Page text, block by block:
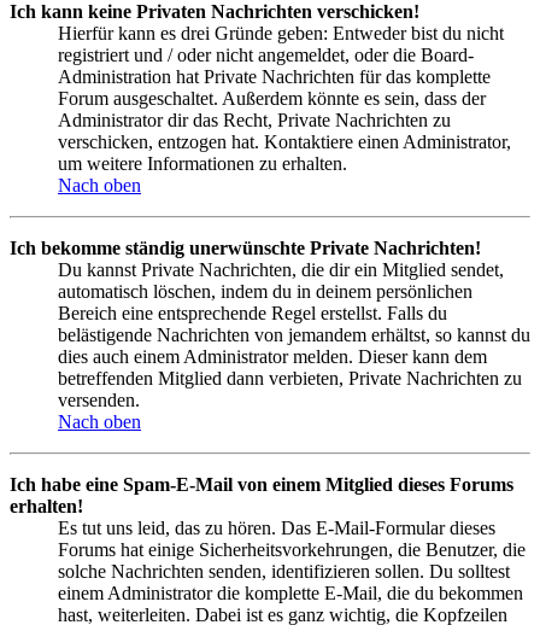
Ich kann keine Privaten Nachrichten verschicken!
Hierfür kann es drei Gründe geben: Entweder bist du nicht
registriert und / oder nicht angemeldet, oder die Board-
Administration hat Private Nachrichten für das komplette
Forum ausgeschaltet. Außerdem könnte es sein, dass der
Administrator dir das Recht, Private Nachrichten zu
verschicken, entzogen hat. Kontaktiere einen Administrator,
um weitere Informationen zu erhalten.
Nach oben
Ich bekomme ständig unerwünschte Private Nachrichten!
Du kannst Private Nachrichten, die dir ein Mitglied sendet,
automatisch löschen, indem du in deinem persönlichen
Bereich eine entsprechende Regel erstellst. Falls du
belästigende Nachrichten von jemandem erhältst, so kannst du
dies auch einem Administrator melden. Dieser kann dem
betreffenden Mitglied dann verbieten, Private Nachrichten zu
versenden.
Nach oben
Ich habe eine Spam-E-Mail von einem Mitglied dieses Forums
erhalten!
Es tut uns leid, das zu hören. Das E-Mail-Formular dieses
Forums hat einige Sicherheitsvorkehrungen, die Benutzer, die
solche Nachrichten senden, identifizieren sollen. Du solltest
einem Administrator die komplette E-Mail, die du bekommen
hast, weiterleiten. Dabei ist es ganz wichtig, die Kopfzeilen